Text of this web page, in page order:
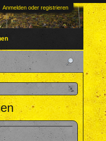
Anmelden oder registrieren